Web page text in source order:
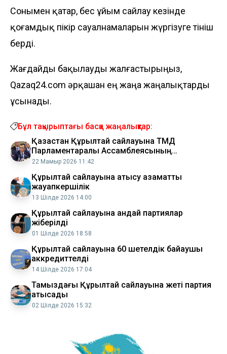
Сонымен қатар, бес ұйым сайлау кезінде
қоғамдық пікір сауалнамаларын жүргізуге өтініш
берді.
Жағдайды бақылауды жалғастырыңыз,
Qazaq24.com әрқашан ең жаңа жаңалықтарды
ұсынады.
Бұл тақырыптағы басқа жаңалықтар:
Қазақстан Құрылтай сайлауына ТМД
Парламентаралық Ассамблеясының
бақылаушыларын шақырды
22 Мамыр 2026 11:42
Құрылтай сайлауына қатысу азаматтық
жауапкершілік
13 Шілде 2026 14:00
Құрылтай сайлауына қандай партиялар
жіберілді
01 Шілде 2026 18:58
Құрылтай сайлауына 60 шетелдік байқаушы
аккредиттелді
14 Шілде 2026 17:04
Тамыздағы Құрылтай сайлауына жеті партия
қатысады
02 Шілде 2026 15:32